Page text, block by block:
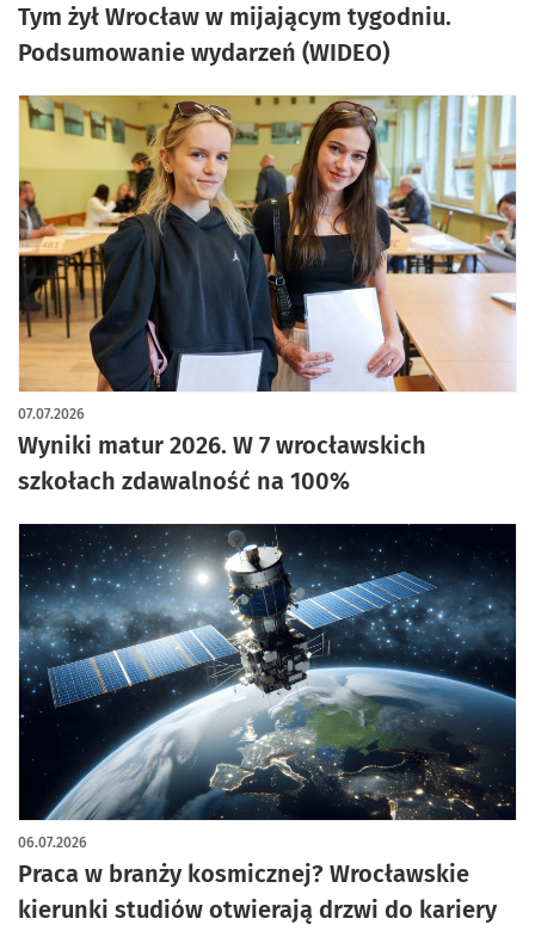
Tym żył Wrocław w mijającym tygodniu.
Podsumowanie wydarzeń (WIDEO)
Wyniki matur 2026. W 7 wrocławskich
szkołach zdawalność na 100%
07.07.2026
Praca w branży kosmicznej? Wrocławskie
kierunki studiów otwierają drzwi do kariery
06.07.2026